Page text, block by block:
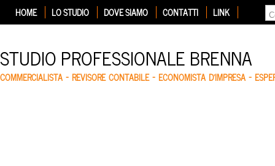
HOME LO STUDIO DOVE SIAMO CONTATTI LINK
STUDIO PROFESSIONALE BRENNA
COMMERCIALISTA – REVISORE CONTABILE – ECONOMISTA D'IMPRESA –